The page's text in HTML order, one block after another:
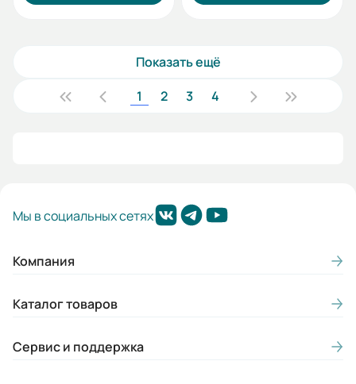
Показать ещё
1
2 3 4
Мы в социальных сетях
Компания
Каталог товаров
Сервис и поддержка